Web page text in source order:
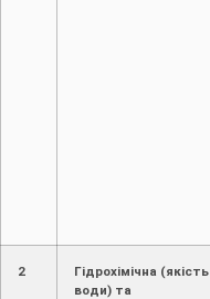
2
Гідрохімічна (якість
води) та